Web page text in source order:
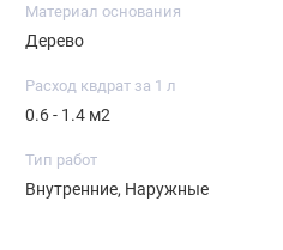
Материал основания
Дерево
Расход квдрат за 1 л
0.6 - 1.4 м2
Тип работ
Внутренние, Наружные